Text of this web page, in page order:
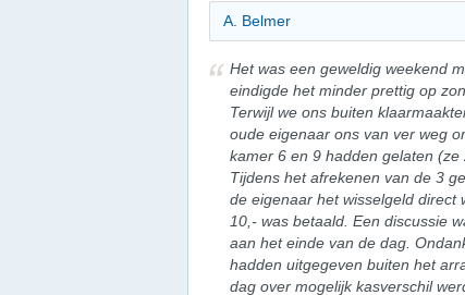
A. Belmer
Het was een geweldig weekend
eindigde het minder prettig op
Terwijl we ons buiten
oude eigenaar ons van ver weg
kamer 6 en 9 hadden gelaten (ze
Tijdens het afrekenen van de 3
de eigenaar het wisselgeld direct
10,- was betaald. Een discussie
aan het einde van de dag.
hadden uitgegeven buiten het
dag over mogelijk kasverschil